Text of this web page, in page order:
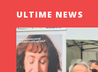
ULTIME NEWS